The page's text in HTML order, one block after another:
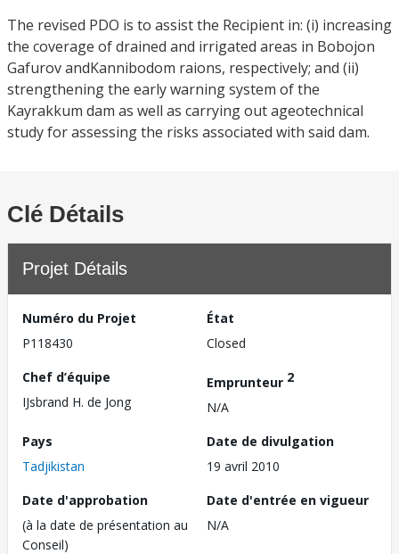
The revised PDO is to assist the Recipient in: (i) increasing
the coverage of drained and irrigated areas in Bobojon
Gafurov andKannibodom raions, respectively; and (ii)
strengthening the early warning system of the
Kayrakkum dam as well as carrying out ageotechnical
study for assessing the risks associated with said dam.
Clé Détails
Projet Détails
Numéro du Projet
P118430
État
Closed
Chef d’équipe
IJsbrand H. de Jong
Emprunteur 2
N/A
Pays
Tadjikistan
Date de divulgation
19 avril 2010
Date d'approbation
(à la date de présentation au
Conseil)
Date d'entrée en vigueur
N/A